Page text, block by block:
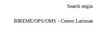
Search
BIREME/OPS/OMS - Centro